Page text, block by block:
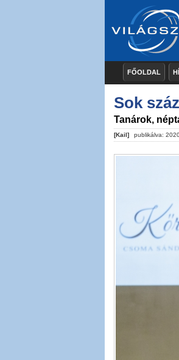
FŐOLDAL
Sok
Tanárok,
[Kail] publikálva: